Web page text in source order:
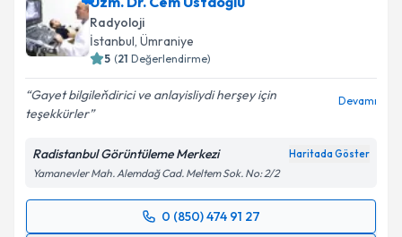
Radyoloji
İstanbul, Ümraniye
5 (21 Değerlendirme)
Gayet bilgileňdirici ve anlayisliydi herşey için
teşekkürler
Devamı
Radistanbul Görüntüleme Merkezi Haritada Göster
Yamanevler Mah. Alemdağ Cad. Meltem Sok. No: 2/2
0 (850) 474 91 27
Randevu Takvimi Talebi